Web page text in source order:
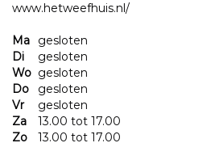
www.hetweefhuis.nl/
Ma
gesloten
Di
gesloten
Wo gesloten
Do
gesloten
Vr
gesloten
Za
13.00 tot 17.00
Zo
13.00 tot 17.00